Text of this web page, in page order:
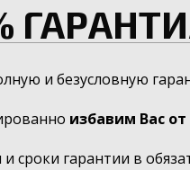
и безусловную
избавим Вас
и сроки гарантии в